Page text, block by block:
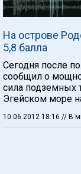
На острове
5,8 балла
Сегодня после
сообщил о
сила подземных
Эгейском море
10.06.2012 18:16 // В